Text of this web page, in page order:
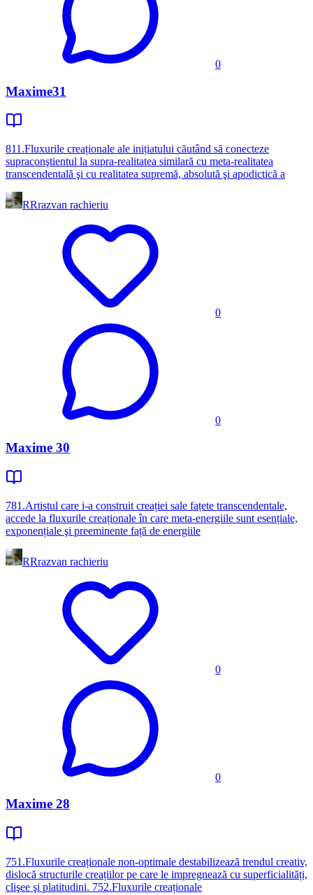
0
Maxime31
811.Fluxurile creaționale ale inițiatului căutând să conecteze
supraconştientul la supra-realitatea similară cu meta-realitatea
transcendentală şi cu realitatea supremă, absolută şi apodictică a
RRrazvan rachieriu
0
0
Maxime 30
781.Artistul care i-a construit creației sale fațete transcendentale,
accede la fluxurile creaționale în care meta-energiile sunt esențiale,
exponențiale şi preeminente față de energiile
RRrazvan rachieriu
0
0
Maxime 28
751.Fluxurile creaționale non-optimale destabilizează trendul creativ,
dislocă structurile creațiilor pe care le impregnează cu superficialități,
clişee şi platitudini. 752.Fluxurile creaționale